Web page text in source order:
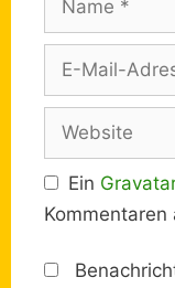
Adresse
Website
Ein
Kommentaren